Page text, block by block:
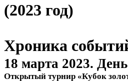
(2023 год)
Хроника
18 марта 2023.
Открытый турнир «Кубок